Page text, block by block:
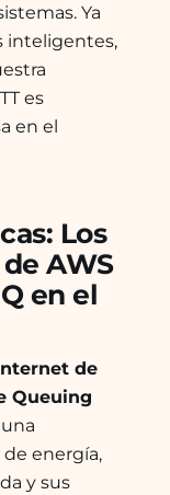
Ya
inteligentes,
es
en el
Los
AWS
en el
de
Queuing
energía,
y sus